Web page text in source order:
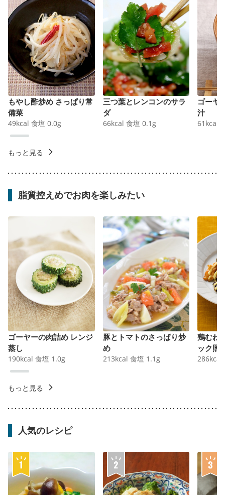
もやし酢炒め さっぱり常
備菜
49kcal 食塩 0.0g
三つ葉とレンコンのサラ
ダ
66kcal 食塩 0.1 g
ゴーヤ
汁
61 kcal
もっと見る
脂質控えめでお肉を楽しみたい
ゴーヤーの肉詰め レンジ
蒸し
190kcal 食塩 1.0g
豚とトマトのさっぱり炒
め
213kcal 食塩 1.1 g
鶏むね
ック照
286kcal
もっと見る
人気のレシピ